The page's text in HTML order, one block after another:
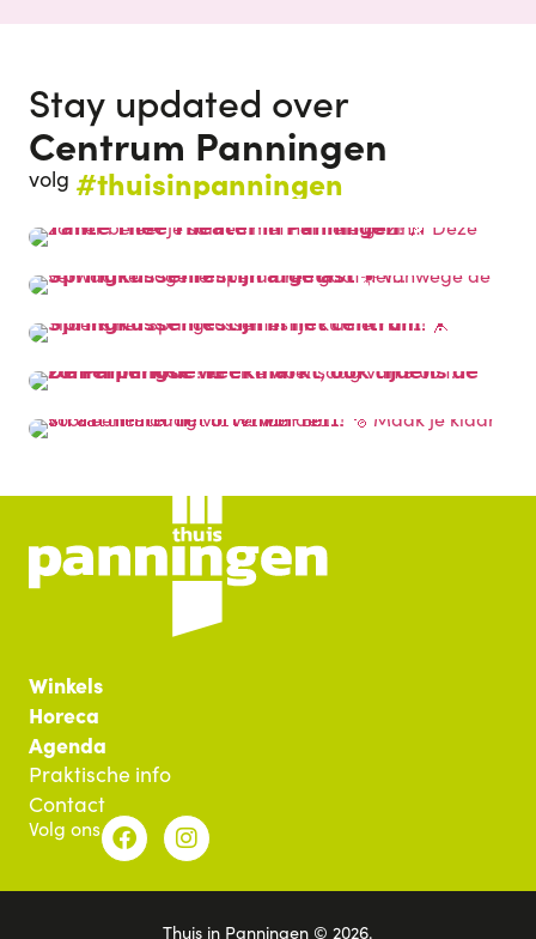
Stay updated over
Centrum Panningen
volg #thuisinpanningen
Winkels
Horeca
Agenda
Praktische info
Contact
Volg ons
Thuis in Panningen © 2026.